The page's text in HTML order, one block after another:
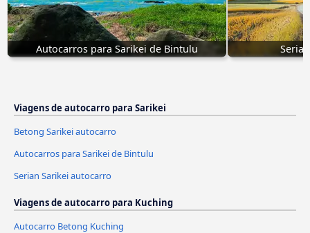
Autocarros para Sarikei de Bintulu
Viagens de autocarro para Sarikei
Betong Sarikei autocarro
Autocarros para Sarikei de Bintulu
Serian Sarikei autocarro
Viagens de autocarro para Kuching
Autocarro Betong Kuching